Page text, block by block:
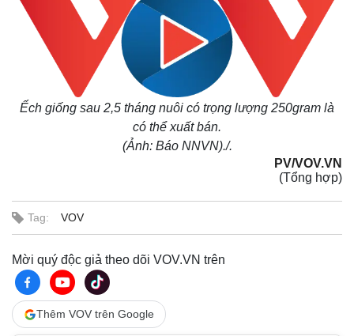
Ếch giống sau 2,5 tháng nuôi có trọng lượng 250gram là
có thể xuất bán.
(Ảnh: Báo NNVN)./.
PV/VOV.VN
(Tổng hợp)
Tag: VOV
Mời quý độc giả theo dõi VOV.VN trên
Thêm VOV trên Google